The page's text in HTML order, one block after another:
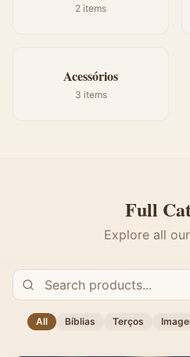
2 items
Acessórios
3 items
Full
Explore all
All Bíblias Terços